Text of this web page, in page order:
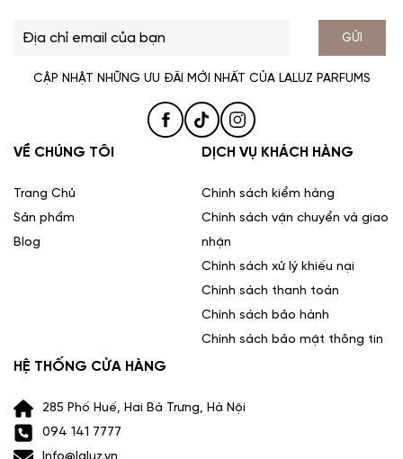
Tất cả các dòng
, nữ của Byredo đều được sản
xuất bằng các nguyên liệu cao cấp, đảm bảo chất lượng cao
nhất. Nước hoa của thương hiệu này cũng được kiểm định là
không có mùi độc hại, đáp ứng được tiêu chuẩn đối với các
hiện sự quan tâm của perfume Byredo đến vấn đề bảo vệ
động vật. Đồng thời, nó cũng giúp người dùng yên tâm khi sử
dụng sản phẩm của thương hiệu.
@chungthanh_ Hãng nước hoa Niche tối giản:
#beautytok
GỬI
CẬP NHẬT NHỮNG ƯU ĐÃI MỚI NHẤT CỦA LALUZ PARFUMS
VỀ CHÚNG TÔI
Trang Chủ
Sản phẩm
Blog
DỊCH VỤ KHÁCH HÀNG
Chính sách kiểm hàng
Chính sách vận chuyển và giao
nhận
Chính sách xử lý khiếu nại
Chính sách thanh toán
Chính sách bảo hành
Chính sách bảo mật thông tin
HỆ THỐNG CỬA HÀNG
285 Phố Huế, Hai Bà Trưng, Hà Nội
094 141 7777